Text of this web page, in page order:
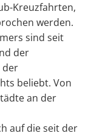
Kreuzfahrten,
werden.
sind seit
der
der
beliebt. Von
an der
auf die seit der